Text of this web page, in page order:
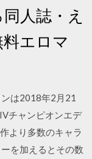
人誌・え
エロマ
は2018年2月21
チャンピオンエデ
より多数のキャラ
を加えるとその数